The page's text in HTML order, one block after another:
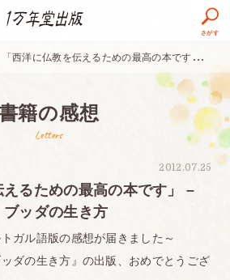
さがす
「西洋に仏教を伝えるための最高の本です」 – マンガでわかる ブッダの生き方
籍の感想
Letters
2012.07.25
えるための最高の本です」 –
ッダの生き方
ガル語版の感想が届きました～
ダの生き方』の出版、おめでとうござ